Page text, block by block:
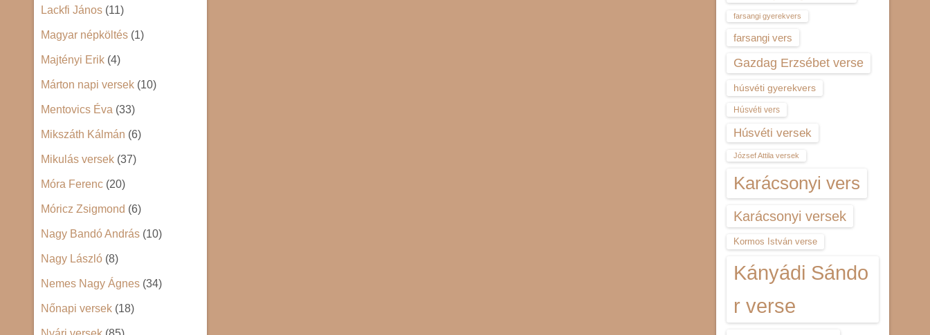
Lackfi János (11)
Magyar népköltés (1)
Majtényi Erik (4)
Márton napi versek (10)
Mentovics Éva (33)
Mikszáth Kálmán (6)
Mikulás versek (37)
Móra Ferenc (20)
Móricz Zsigmond (6)
Nagy Bandó András (10)
Nagy László (8)
Nemes Nagy Ágnes (34)
Nőnapi versek (18)
farsangi gyerekvers
farsangi vers
Gazdag Erzsébet verse
húsvéti gyerekvers
Húsvéti vers
Húsvéti versek
József Attila versek
Karácsonyi vers
Karácsonyi versek
Kormos István verse
Kányádi Sándo
r verse